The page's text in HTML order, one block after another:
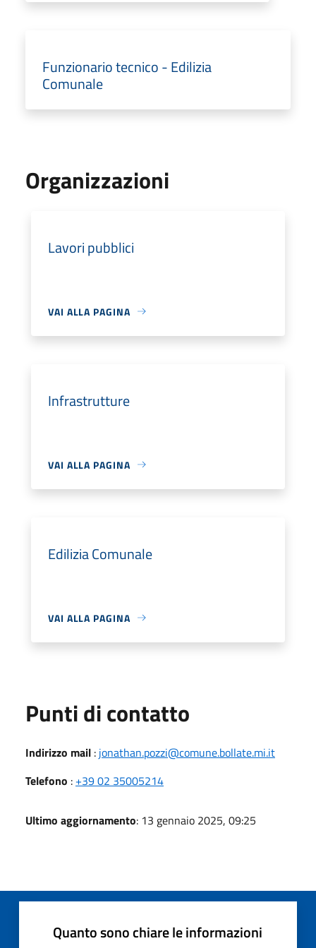
Funzionario tecnico - Edilizia
Comunale
Organizzazioni
Lavori pubblici
VAI ALLA PAGINA
Infrastrutture
VAI ALLA PAGINA
Edilizia Comunale
VAI ALLA PAGINA
Punti di contatto
Indirizzo mail : jonathan.pozzi@comune.bollate.mi.it
Telefono : +39 02 35005214
Ultimo aggiornamento: 13 gennaio 2025, 09:25
Quanto sono chiare le informazioni